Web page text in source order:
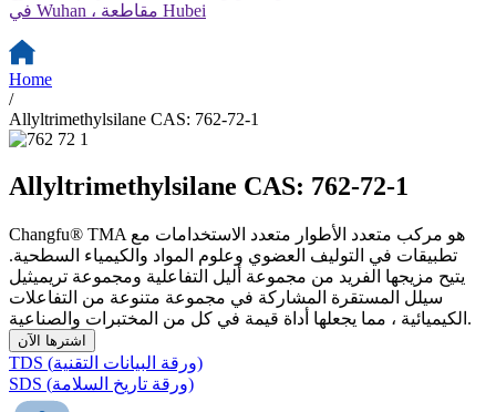
في Wuhan ، مقاطعة Hubei
Home
/
Allyltrimethylsilane CAS: 762-72-1
Allyltrimethylsilane CAS: 762-72-1
Changfu® TMA هو مركب متعدد الأطوار متعدد الاستخدامات مع
تطبيقات في التوليف العضوي وعلوم المواد والكيمياء السطحية.
يتيح مزيجها الفريد من مجموعة أليل التفاعلية ومجموعة تريميثيل
سيلل المستقرة المشاركة في مجموعة متنوعة من التفاعلات
الكيميائية ، مما يجعلها أداة قيمة في كل من المختبرات والصناعية.
اشترها الآن
TDS (ورقة البيانات التقنية)
SDS (ورقة تاريخ السلامة)